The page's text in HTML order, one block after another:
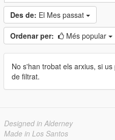
Des de: El Mes passat
Ordenar per: Més popular
No s'han trobat els arxius, si
de filtrat.
Designed in Alderney
Made in Los Santos